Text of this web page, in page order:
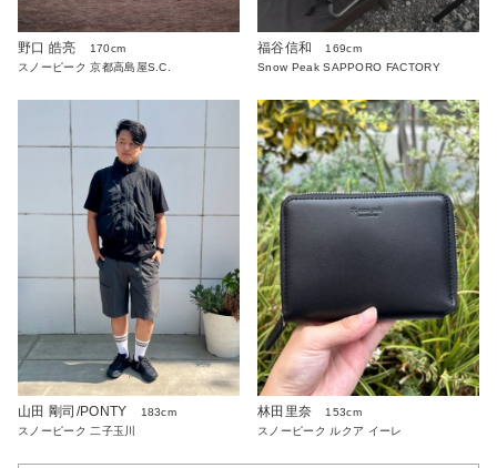
野口 皓亮
170cm
スノーピーク 京都高島屋S.C.
福谷信和
169cm
Snow Peak SAPPORO FACTORY
山田 剛司/PONTY
183cm
スノーピーク 二子玉川
林田里奈
153cm
スノーピーク ルクア イーレ